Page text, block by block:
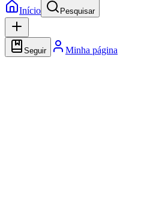
Início Pesquisar
Seguir Minha página